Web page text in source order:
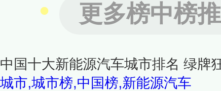
更多榜中榜
中国十大新能源汽车城市排名 绿牌
城市,城市榜,中国榜,新能源汽车